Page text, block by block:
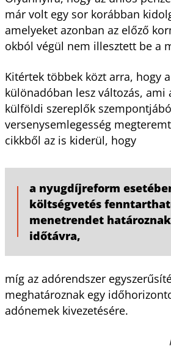
már volt egy sor korábban
amelyeket azonban az előző
okból végül nem illesztett be a
Kitértek többek közt arra, hogy
különadóban lesz változás, ami
külföldi szereplők
versenysemlegesség
cikkből az is kiderül, hogy
a nyugdíjreform
költségvetés
menetrendet
időtávra,
míg az adórendszer
meghatároznak egy
adónemek kivezetésére.